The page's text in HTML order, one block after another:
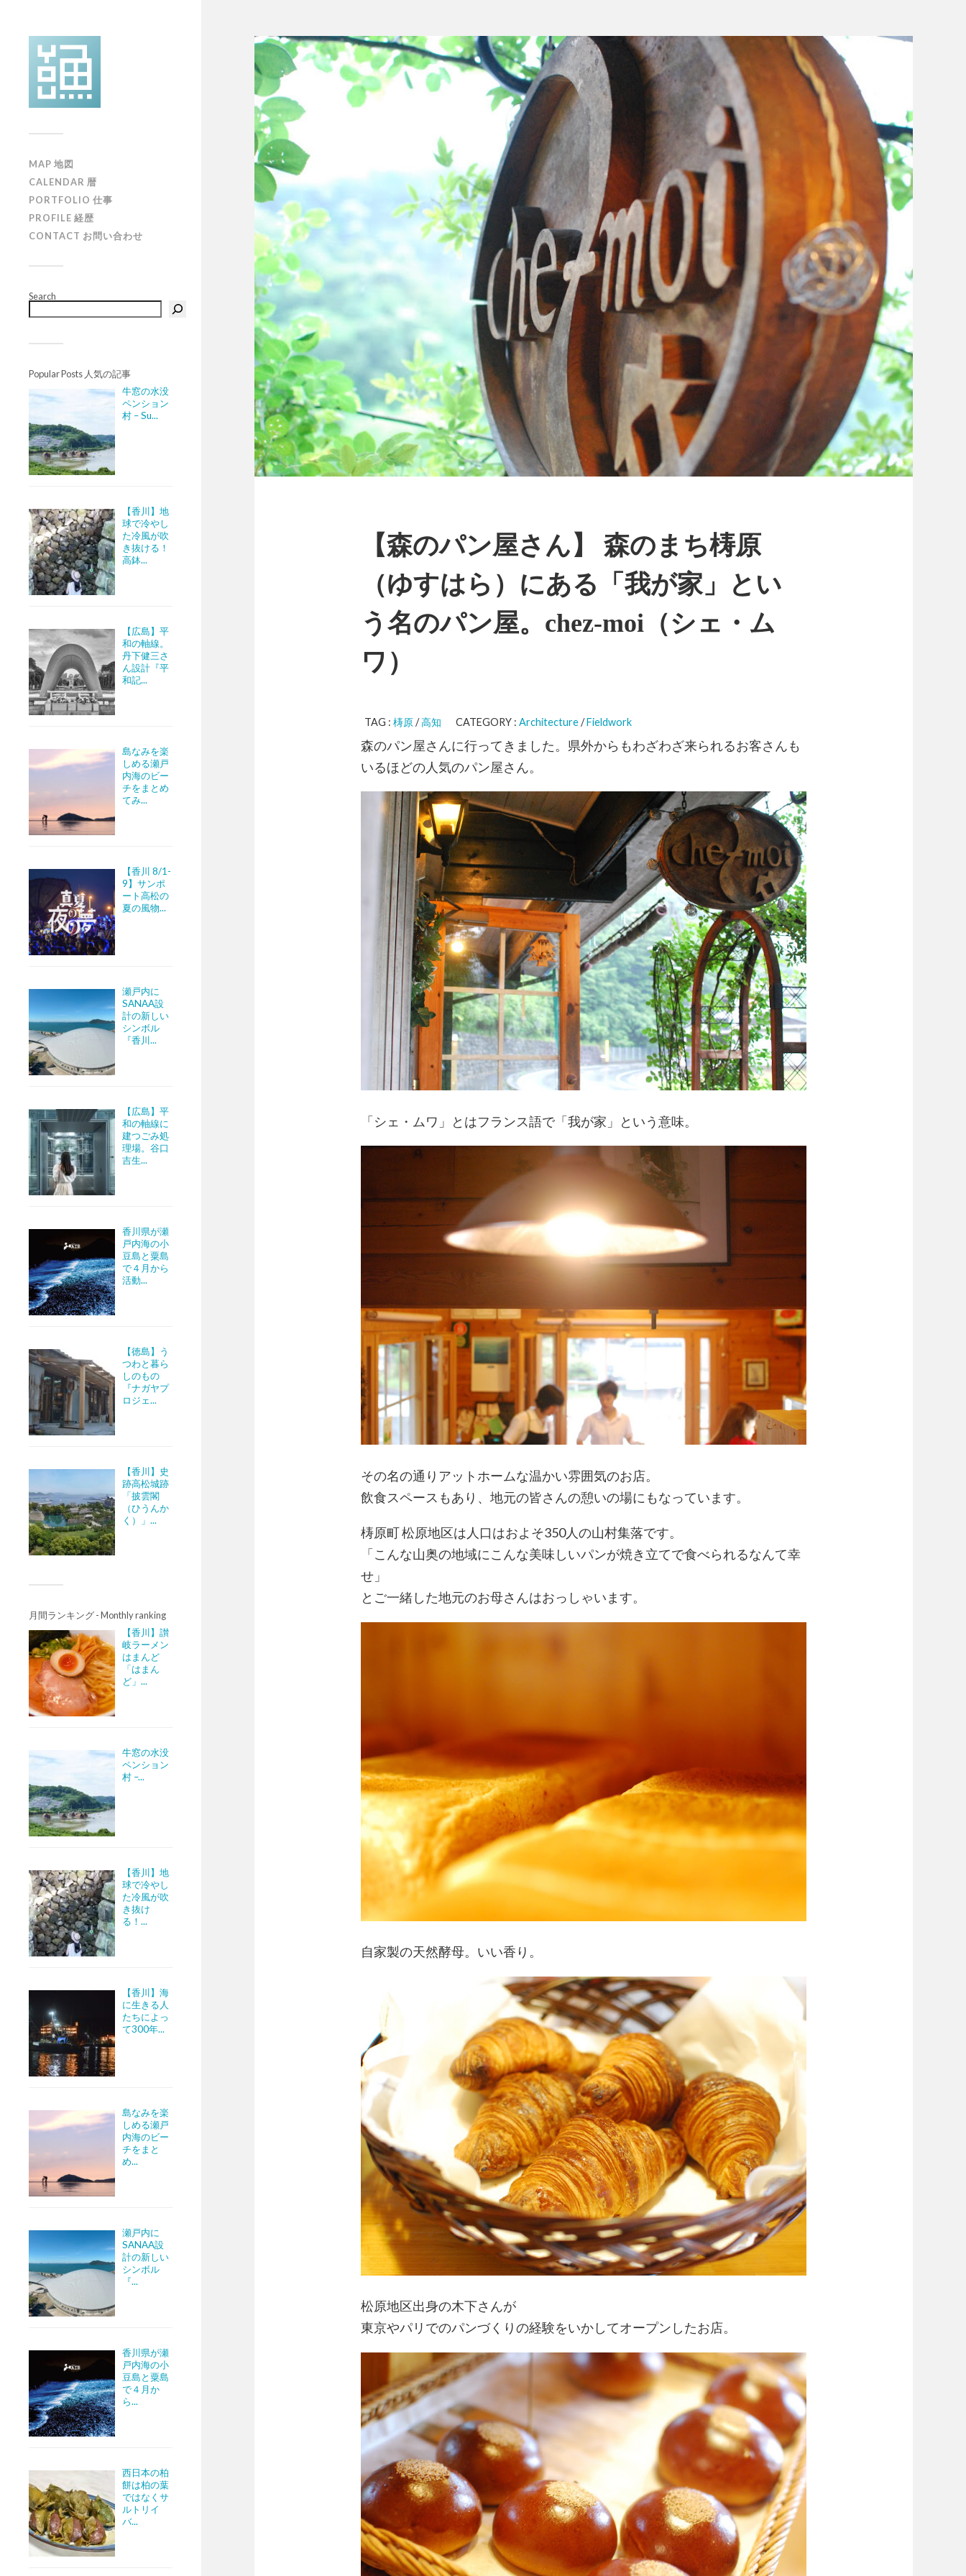
MAP 地図
CALENDAR 暦
PORTFOLIO 仕事
PROFILE 経歴
CONTACT お問い合わせ
Search
Popular Posts 人気の記事
牛窓の水没
ペンション
村 – Su...
【香川】地
球で冷やし
た冷風が吹
き抜ける！
高鉢...
【広島】平
和の軸線。
丹下健三さ
ん設計『平
和記...
島なみを楽
しめる瀬戸
内海のビー
チをまとめ
てみ...
【香川 8/1-
9】サンポ
ート高松の
夏の風物...
瀬戸内に
SANAA設
計の新しい
シンボル
『香川...
【広島】平
和の軸線に
建つごみ処
理場。谷口
吉生...
香川県が瀬
戸内海の小
豆島と粟島
で４月から
活動...
【徳島】う
つわと暮ら
しのもの
『ナガヤプ
ロジェ...
【香川】史
跡高松城跡
「披雲閣
（ひうんか
く）」...
月間ランキング - Monthly ranking
【香川】讃
岐ラーメン
はまんど
「はまん
ど」...
牛窓の水没
ペンション
村 –...
【香川】地
球で冷やし
た冷風が吹
き抜け
る！...
【香川】海
に生きる人
たちによっ
て300年...
島なみを楽
しめる瀬戸
内海のビー
チをまと
め...
瀬戸内に
SANAA設
計の新しい
シンボル
『...
香川県が瀬
戸内海の小
豆島と粟島
で４月か
ら...
西日本の柏
餅は柏の葉
ではなくサ
ルトリイ
バ...
【森のパン屋さん】 森のまち梼原
（ゆすはら）にある「我が家」とい
う名のパン屋。chez-moi（シェ・ム
ワ）
TAG : 梼原/高知 CATEGORY : Architecture/Fieldwork
森のパン屋さんに行ってきました。県外からもわざわざ来られるお客さんも
いるほどの人気のパン屋さん。
「シェ・ムワ」とはフランス語で「我が家」という意味。
その名の通りアットホームな温かい雰囲気のお店。
飲食スペースもあり、地元の皆さんの憩いの場にもなっています。
梼原町 松原地区は人口はおよそ350人の山村集落です。
「こんな山奥の地域にこんな美味しいパンが焼き立てで食べられるなんて幸
せ」
とご一緒した地元のお母さんはおっしゃいます。
自家製の天然酵母。いい香り。
松原地区出身の木下さんが
東京やパリでのパンづくりの経験をいかしてオープンしたお店。